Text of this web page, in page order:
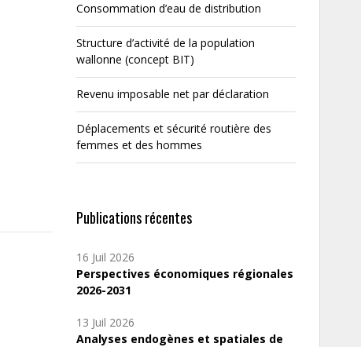
Consommation d’eau de distribution
Structure d’activité de la population
wallonne (concept BIT)
Revenu imposable net par déclaration
Déplacements et sécurité routière des
femmes et des hommes
Publications récentes
16 Juil 2026
Perspectives économiques régionales
2026-2031
13 Juil 2026
Analyses endogènes et spatiales de